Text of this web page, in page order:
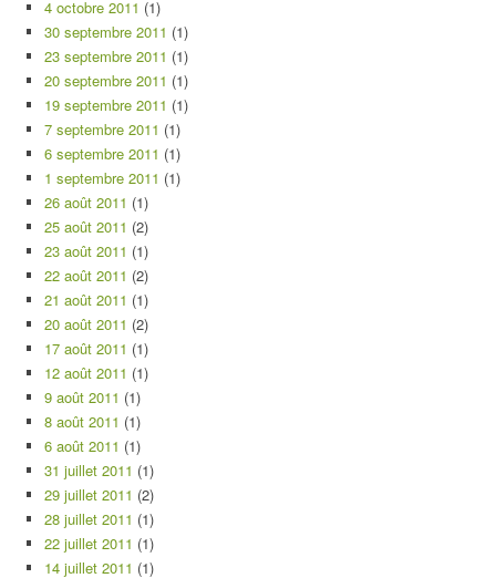
4 octobre 2011 (1)
30 septembre 2011 (1)
23 septembre 2011 (1)
20 septembre 2011 (1)
19 septembre 2011 (1)
7 septembre 2011 (1)
6 septembre 2011 (1)
1 septembre 2011 (1)
26 août 2011 (1)
25 août 2011 (2)
23 août 2011 (1)
22 août 2011 (2)
21 août 2011 (1)
20 août 2011 (2)
17 août 2011 (1)
12 août 2011 (1)
9 août 2011 (1)
8 août 2011 (1)
6 août 2011 (1)
31 juillet 2011 (1)
29 juillet 2011 (2)
28 juillet 2011 (1)
22 juillet 2011 (1)
14 juillet 2011 (1)